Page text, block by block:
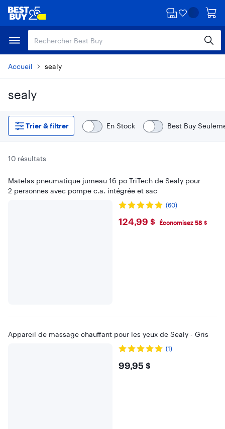
Passer
contenu
principal
Passer
pied
Accueil sealy
sealy
Passer aux résultats
Trier & filtrer
En Stock Best Buy
10 résultats
Matelas pneumatique jumeau 16 po TriTech de Sealy pour
2 personnes avec pompe c.a. intégrée et sac
(60)
$124.99
124,99 $ Économisez 58 $
Appareil de massage chauffant pour les yeux de Sealy - Gris
(1)
$99.95
99,95 $